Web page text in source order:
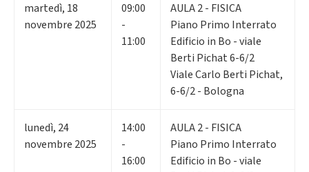
martedì, 18
novembre 2025
09:00
-
11:00
AULA 2 - FISICA
Piano Primo Interrato
Edificio in Bo - viale
Berti Pichat 6-6/2
Viale Carlo Berti Pichat,
6-6/2 - Bologna
lunedì, 24
novembre 2025
14:00
-
16:00
AULA 2 - FISICA
Piano Primo Interrato
Edificio in Bo - viale